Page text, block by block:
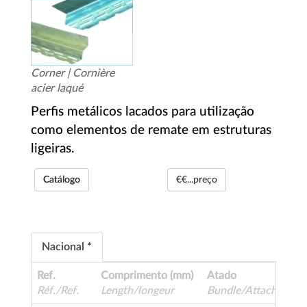
Corner | Cornière
acier laqué
Perfis metálicos lacados para utilização
como elementos de remate em estruturas
ligeiras.
Catálogo €€...preço
Nacional *
Ref.
Réf./Ref.
Comprimento (mm)
Length/longeur
Atado
Bundle/Attaché